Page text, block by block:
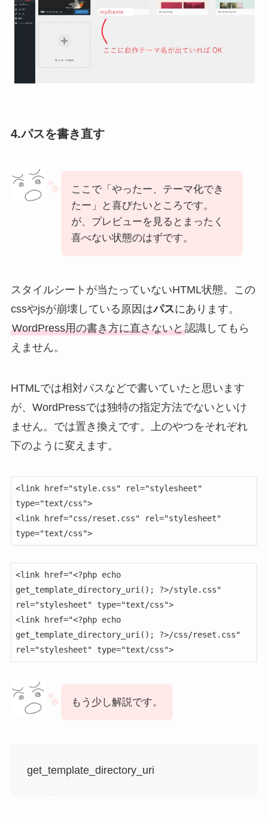
4.パスを書き直す
ここで「やったー、テーマ化でき
たー」と喜びたいところです。
が、プレビューを見るとまったく
喜べない状態のはずです。
スタイルシートが当たっていないHTML状態。この
cssやjsが崩壊している原因はパスにあります。
WordPress用の書き方に直さないと認識してもら
えません。
HTMLでは相対パスなどで書いていたと思います
が、WordPressでは独特の指定方法でないといけ
ません。では置き換えです。上のやつをそれぞれ
下のように変えます。
<link href="style.css" rel="stylesheet"
type="text/css">
<link href="css/reset.css" rel="stylesheet"
type="text/css">
<link href="<?php echo
get_template_directory_uri(); ?>/style.css"
rel="stylesheet" type="text/css">
<link href="<?php echo
get_template_directory_uri(); ?>/css/reset.css"
rel="stylesheet" type="text/css">
もう少し解説です。
get_template_directory_uri